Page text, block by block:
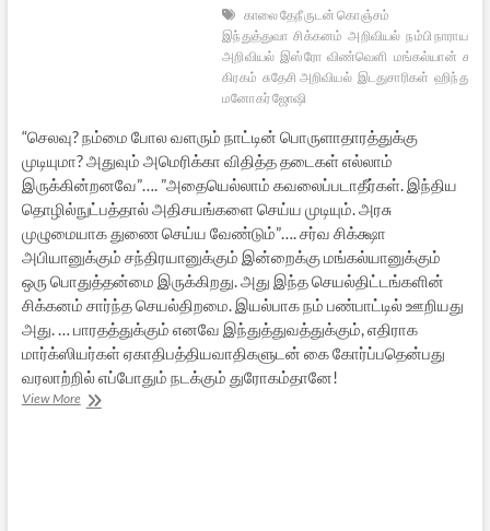
காலை தேநீருடன் கொஞ்சம்
இந்துத்துவா சிக்கனம் அறிவியல் நம்பி
அறிவியல் இஸ்ரோ விண்வெளி மங்கல்யான்
கிரகம் சுதேசி அறிவியல் இடதுசாரிகள்
மனோகர் ஜோஷி
“செலவு? நம்மை போல வளரும் நாட்டின் பொருளாதாரத்துக்கு
முடியுமா? அதுவும் அமெரிக்கா விதித்த தடைகள் எல்லாம்
இருக்கின்றனவே”…. ”அதையெல்லாம் கவலைப்படாதீர்கள். இந்திய
தொழில்நுட்பத்தால் அதிசயங்களை செய்ய முடியும். அரசு
முழுமையாக துணை செய்ய வேண்டும்”…. சர்வ சிக்க்ஷா
அபியானுக்கும் சந்திரயானுக்கும் இன்றைக்கு மங்கல்யானுக்கும்
ஒரு பொதுத்தன்மை இருக்கிறது. அது இந்த செயல்திட்டங்களின்
சிக்கனம் சார்ந்த செயல்திறமை. இயல்பாக நம் பண்பாட்டில் ஊறியது
அது. … பாரதத்துக்கும் எனவே இந்துத்துவத்துக்கும், எதிராக
மார்க்ஸியர்கள் ஏகாதிபத்தியவாதிகளுடன் கை கோர்ப்பதென்பது
வரலாற்றில் எப்போதும் நடக்கும் துரோகம்தானே!
View Moreமங்கல்யானும்